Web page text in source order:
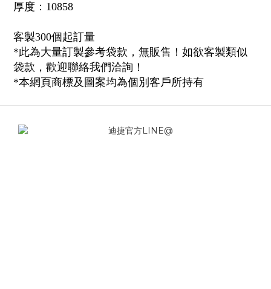
厚度：10858
客製300個起訂量
*此為大量訂製參考袋款，無販售！如欲客製類似
袋款，歡迎聯絡我們洽詢！
*本網頁商標及圖案均為個別客戶所持有